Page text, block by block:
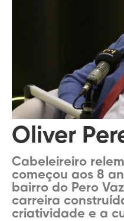
Oliver
Cabeleireiro
começou aos 8
bairro do Pero
carreira
criatividade e a